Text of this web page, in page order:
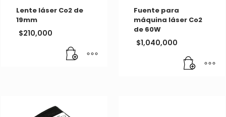
Lente láser Co2 de
19mm
$210,000
Fuente para
máquina láser Co2
de 60W
$1,040,000